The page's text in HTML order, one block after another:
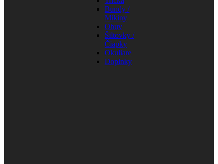
Bundy /
Mikiny
Obuv
Šiltovky /
Čiapky
Okuliare
Doplnky